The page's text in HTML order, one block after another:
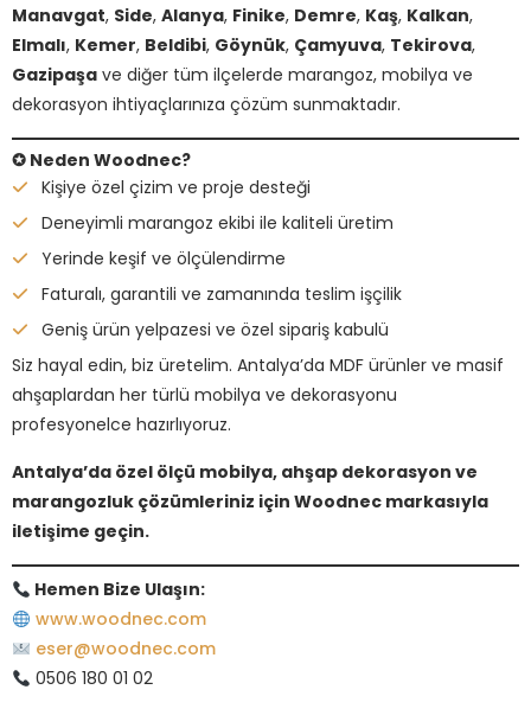
Manavgat, Side, Alanya, Finike, Demre, Kaş, Kalkan,
Elmalı, Kemer, Beldibi, Göynük, Çamyuva, Tekirova,
Gazipaşa ve diğer tüm ilçelerde marangoz, mobilya ve
dekorasyon ihtiyaçlarınıza çözüm sunmaktadır.
✪ Neden Woodnec?
Kişiye özel çizim ve proje desteği
Deneyimli marangoz ekibi ile kaliteli üretim
Yerinde keşif ve ölçülendirme
Faturalı, garantili ve zamanında teslim işçilik
Geniş ürün yelpazesi ve özel sipariş kabulü
Siz hayal edin, biz üretelim. Antalya’da MDF ürünler ve masif
ahşaplardan her türlü mobilya ve dekorasyonu
profesyonelce hazırlıyoruz.
Antalya’da özel ölçü mobilya, ahşap dekorasyon ve
marangozluk çözümleriniz için Woodnec markasıyla
iletişime geçin.
Hemen Bize Ulaşın:
www.woodnec.com
eser@woodnec.com
0506 180 01 02